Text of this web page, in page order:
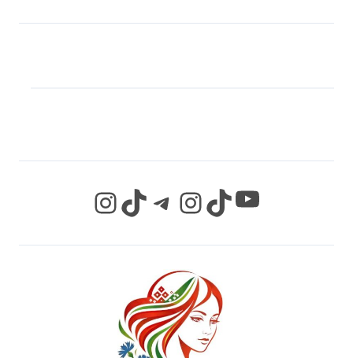
InstagramTikTok Telegram InstagramTikTok YouTube